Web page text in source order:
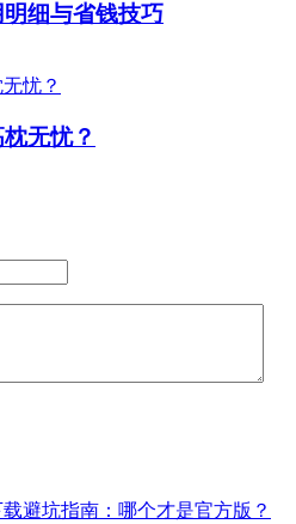
细与省钱技巧
无忧？
避坑指南：哪个才是官方版？